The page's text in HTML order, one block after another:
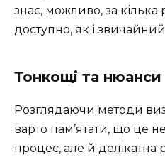
знає, можливо, за кілька
доступно, як і звичайний
Тонкощі та нюанси
Розглядаючи методи
варто пам’ятати, що це
процес, але й делікатна